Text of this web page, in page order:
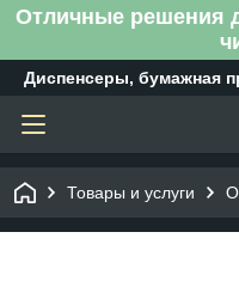
Отличные решения
Диспенсеры, бумажная
Товары и услуги